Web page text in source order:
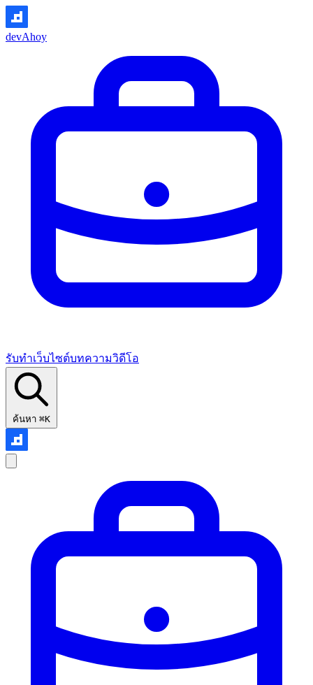
devAhoy
รับทำเว็บไซต์บทความวิดีโอ
ค้นหา ⌘K